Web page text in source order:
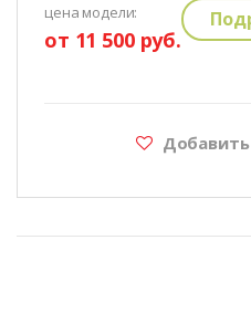
цена модели:
от 11 500 руб.